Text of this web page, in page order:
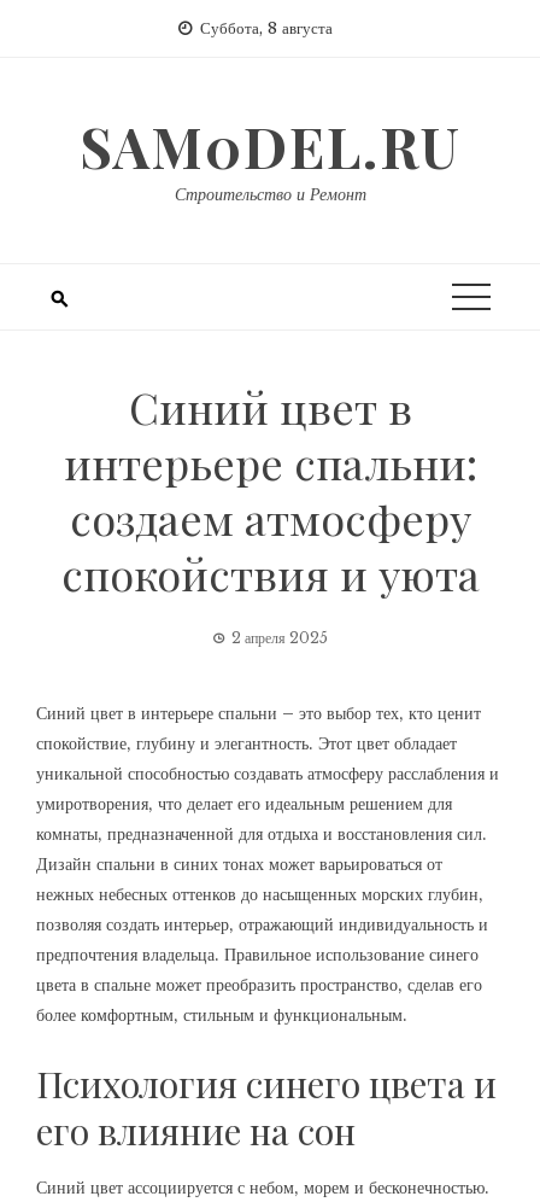
Суббота, 8 августа
SAM0DEL.RU
Строительство и Ремонт
Синий цвет в
интерьере спальни:
создаем атмосферу
спокойствия и уюта
2 апреля 2025
Синий цвет в интерьере спальни – это выбор тех‚ кто ценит
спокойствие‚ глубину и элегантность. Этот цвет обладает
уникальной способностью создавать атмосферу расслабления и
умиротворения‚ что делает его идеальным решением для
комнаты‚ предназначенной для отдыха и восстановления сил.
Дизайн спальни в синих тонах может варьироваться от
нежных небесных оттенков до насыщенных морских глубин‚
позволяя создать интерьер‚ отражающий индивидуальность и
предпочтения владельца. Правильное использование синего
цвета в спальне может преобразить пространство‚ сделав его
более комфортным‚ стильным и функциональным.
Психология синего цвета и
его влияние на сон
Синий цвет ассоциируется с небом‚ морем и бесконечностью.